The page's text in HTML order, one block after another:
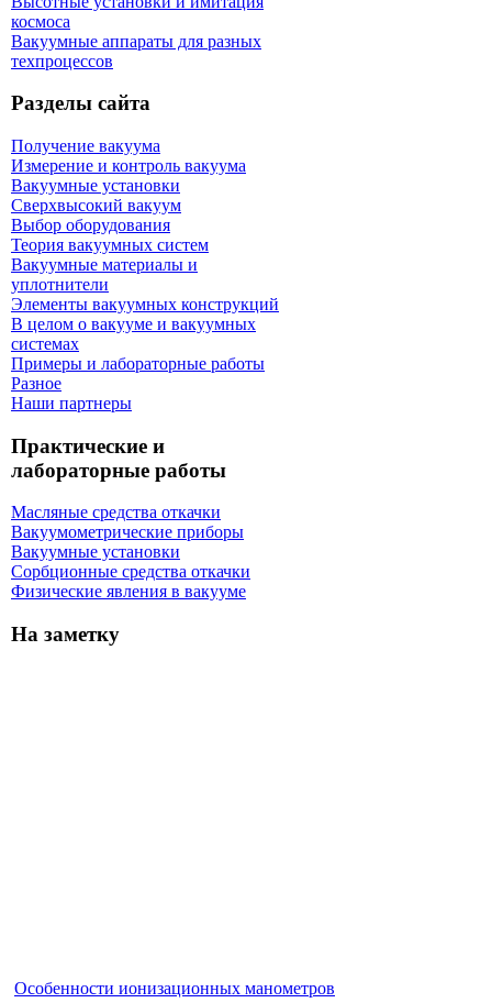
космоса
Вакуумные аппараты для разных
техпроцессов
Разделы сайта
Получение вакуума
Измерение и контроль вакуума
Вакуумные установки
Сверхвысокий вакуум
Выбор оборудования
Теория вакуумных систем
Вакуумные материалы и
уплотнители
Элементы вакуумных конструкций
В целом о вакууме и вакуумных
системах
Примеры и лабораторные работы
Разное
Наши партнеры
Практические и
лабораторные работы
Масляные средства откачки
Вакуумометрические приборы
Вакуумные установки
Сорбционные средства откачки
Физические явления в вакууме
На заметку
Особенности ионизационных манометров